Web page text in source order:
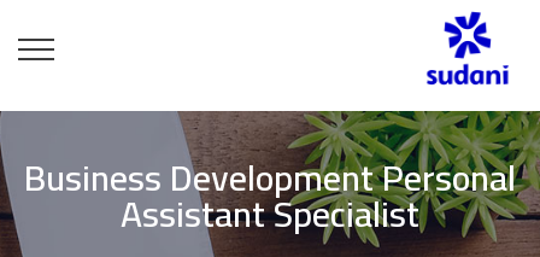
Business Development Personal
Assistant Specialist